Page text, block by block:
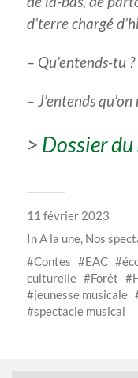
d’terre chargé
– Qu’entends-tu ?
– J’entends
> Dossier
11 février 2023
In A la une, Nos
Contes
EAC
culturelle
Forêt
jeunesse musicale
spectacle musical